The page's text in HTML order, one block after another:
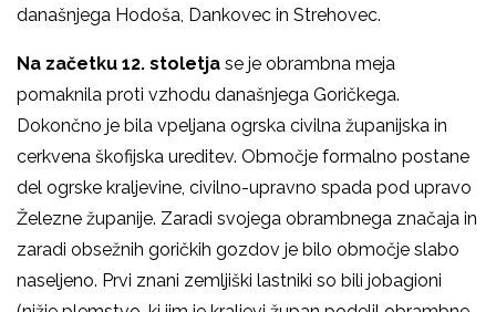
današnjega Hodoša, Dankovec in Strehovec.
Na začetku 12. stoletja se je obrambna meja
pomaknila proti vzhodu današnjega Goričkega.
Dokončno je bila vpeljana ogrska civilna županijska in
cerkvena škofijska ureditev. Območje formalno postane
del ogrske kraljevine, civilno-upravno spada pod upravo
Železne županije. Zaradi svojega obrambnega značaja in
zaradi obsežnih goričkih gozdov je bilo območje slabo
naseljeno. Prvi znani zemljiški lastniki so bili jobagioni